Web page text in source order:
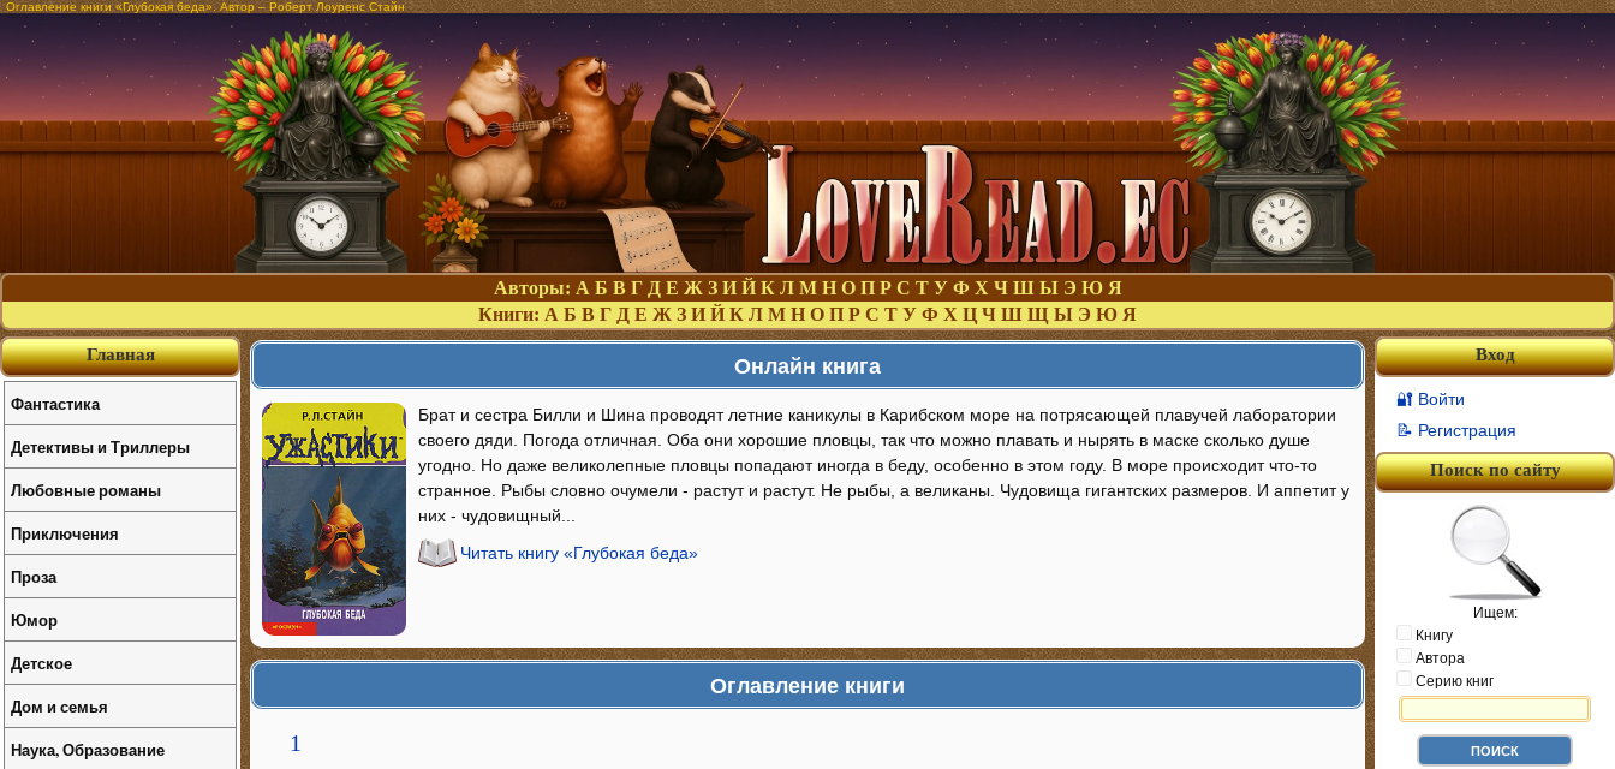
Оглавление книги «Глубокая беда». Автор – Роберт Лоуренс Стайн
Авторы: А Б В Г Д Е Ж З И Й К Л М Н О П Р С Т У Ф Х Ч Ш Ы Э Ю Я
Книги: А Б В Г Д Е Ж З И Й К Л М Н О П Р С Т У Ф Х Ц Ч Ш Щ Ы Э Ю Я
Онлайн книга
Брат и сестра Билли и Шина проводят летние каникулы в Карибском море на потрясающей плавучей лаборатории
своего дяди. Погода отличная. Оба они хорошие пловцы, так что можно плавать и нырять в маске сколько душе
угодно. Но даже великолепные пловцы попадают иногда в беду, особенно в этом году. В море происходит что-то
странное. Рыбы словно очумели - растут и растут. Не рыбы, а великаны. Чудовища гигантских размеров. И аппетит у
них - чудовищный...
Читать книгу «Глубокая беда»
Оглавление книги
1
Вход
🔐 Войти
📝 Регистрация
Поиск по сайту
Ищем:
Книгу
Автора
Серию книг
Главная
Фантастика
Детективы и Триллеры
Любовные романы
Приключения
Проза
Юмор
Детское
Дом и семья
Наука, Образование